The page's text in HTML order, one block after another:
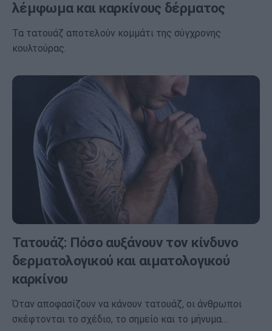
λέμφωμα και καρκίνους δέρματος
Τα τατουάζ αποτελούν κομμάτι της σύγχρονης
κουλτούρας.
Τατουάζ: Πόσο αυξάνουν τον κίνδυνο
δερματολογικού και αιματολογικού
καρκίνου
Όταν αποφασίζουν να κάνουν τατουάζ, οι άνθρωποι
σκέφτονται το σχέδιο, το σημείο και το μήνυμα…